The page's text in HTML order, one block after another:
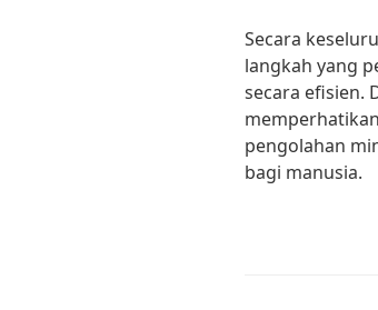
Secara
langkah yang
secara efisien.
pengolahan
bagi manusia.